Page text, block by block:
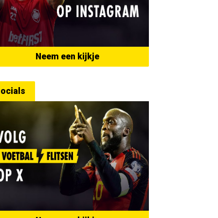
Neem een kijkje